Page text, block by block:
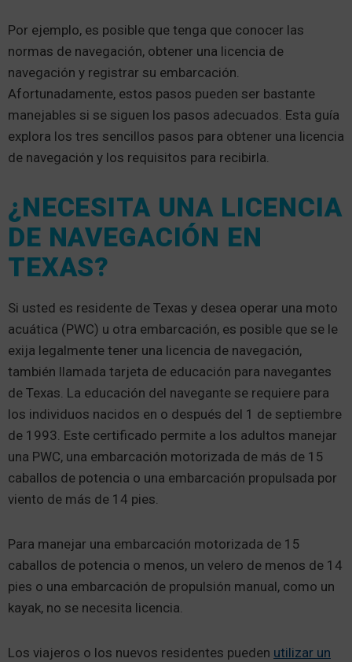
Por ejemplo, es posible que tenga que conocer las
normas de navegación, obtener una licencia de
navegación y registrar su embarcación.
Afortunadamente, estos pasos pueden ser bastante
manejables si se siguen los pasos adecuados. Esta guía
explora los tres sencillos pasos para obtener una licencia
de navegación y los requisitos para recibirla.
¿NECESITA UNA LICENCIA
DE NAVEGACIÓN EN
TEXAS?
Si usted es residente de Texas y desea operar una moto
acuática (PWC) u otra embarcación, es posible que se le
exija legalmente tener una licencia de navegación,
también llamada tarjeta de educación para navegantes
de Texas. La educación del navegante se requiere para
los individuos nacidos en o después del 1 de septiembre
de 1993. Este certificado permite a los adultos manejar
una PWC, una embarcación motorizada de más de 15
caballos de potencia o una embarcación propulsada por
viento de más de 14 pies.
Para manejar una embarcación motorizada de 15
caballos de potencia o menos, un velero de menos de 14
pies o una embarcación de propulsión manual, como un
kayak, no se necesita licencia.
Los viajeros o los nuevos residentes pueden utilizar un